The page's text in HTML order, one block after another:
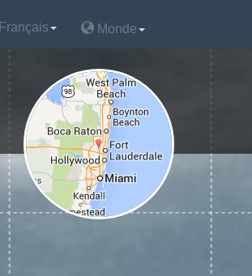
Français Monde
Français Monde